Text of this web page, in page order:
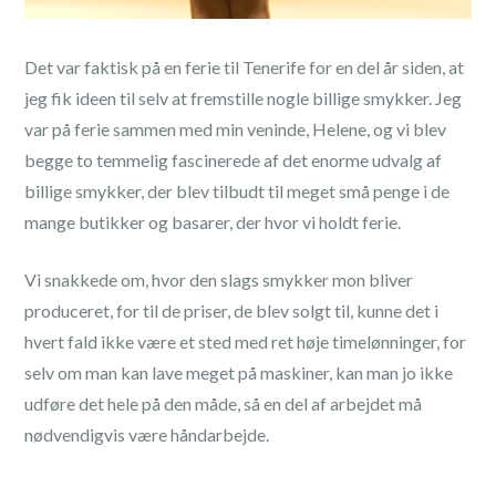
Det var faktisk på en ferie til Tenerife for en del år siden, at
jeg fik ideen til selv at fremstille nogle billige smykker. Jeg
var på ferie sammen med min veninde, Helene, og vi blev
begge to temmelig fascinerede af det enorme udvalg af
billige smykker, der blev tilbudt til meget små penge i de
mange butikker og basarer, der hvor vi holdt ferie.
Vi snakkede om, hvor den slags smykker mon bliver
produceret, for til de priser, de blev solgt til, kunne det i
hvert fald ikke være et sted med ret høje timelønninger, for
selv om man kan lave meget på maskiner, kan man jo ikke
udføre det hele på den måde, så en del af arbejdet må
nødvendigvis være håndarbejde.